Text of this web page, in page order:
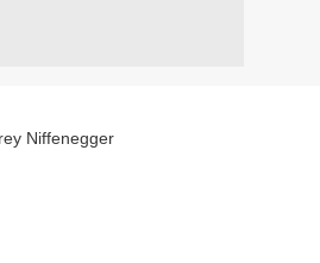
Niffenegger